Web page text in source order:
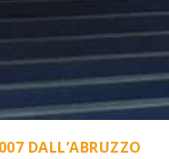
DALL’ABRUZZO